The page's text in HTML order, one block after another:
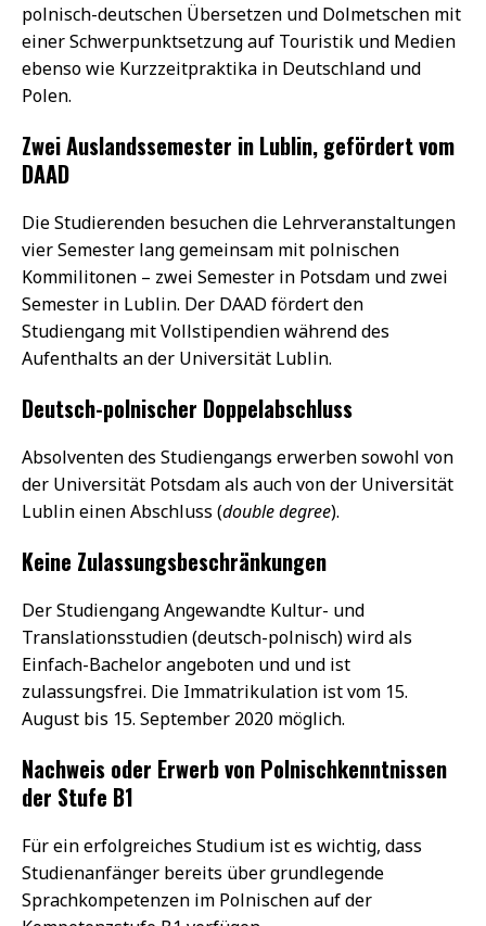
polnisch-deutschen Übersetzen und Dolmetschen mit
einer Schwerpunktsetzung auf Touristik und Medien
ebenso wie Kurzzeitpraktika in Deutschland und
Polen.
Zwei Auslandssemester in Lublin, gefördert vom
DAAD
Die Studierenden besuchen die Lehrveranstaltungen
vier Semester lang gemeinsam mit polnischen
Kommilitonen – zwei Semester in Potsdam und zwei
Semester in Lublin. Der DAAD fördert den
Studiengang mit Vollstipendien während des
Aufenthalts an der Universität Lublin.
Deutsch-polnischer Doppelabschluss
Absolventen des Studiengangs erwerben sowohl von
der Universität Potsdam als auch von der Universität
Lublin einen Abschluss (double degree).
Keine Zulassungsbeschränkungen
Der Studiengang Angewandte Kultur- und
Translationsstudien (deutsch-polnisch) wird als
Einfach-Bachelor angeboten und und ist
zulassungsfrei. Die Immatrikulation ist vom 15.
August bis 15. September 2020 möglich.
Nachweis oder Erwerb von Polnischkenntnissen
der Stufe B1
Für ein erfolgreiches Studium ist es wichtig, dass
Studienanfänger bereits über grundlegende
Sprachkompetenzen im Polnischen auf der